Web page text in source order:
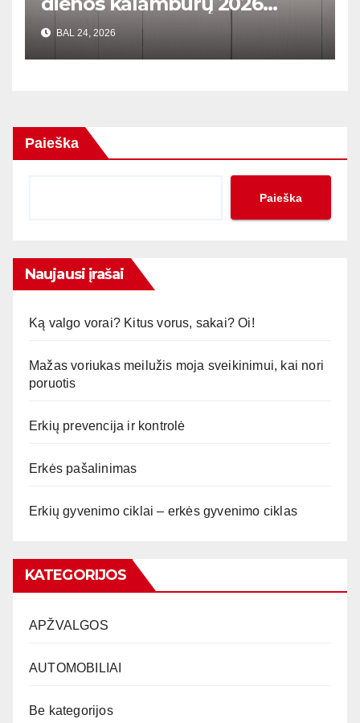
metams
BAL 24, 2026
Paieška
Paieška
Naujausi įrašai
Ką valgo vorai? Kitus vorus, sakai? Oi!
Mažas voriukas meilužis moja sveikinimui, kai nori
poruotis
Erkių prevencija ir kontrolė
Erkės pašalinimas
Erkių gyvenimo ciklai – erkės gyvenimo ciklas
KATEGORIJOS
APŽVALGOS
AUTOMOBILIAI
Be kategorijos